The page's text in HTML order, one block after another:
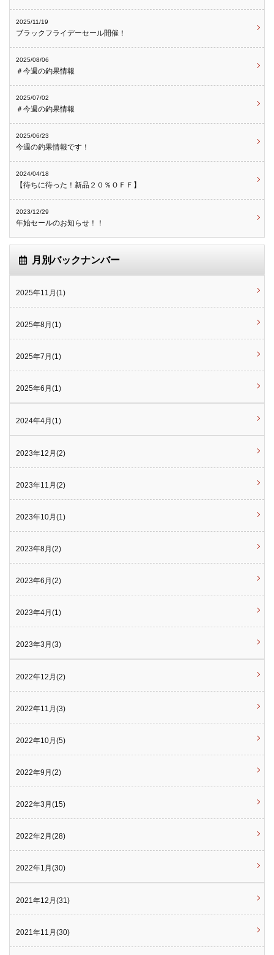
2025/11/19
ブラックフライデーセール開催！
2025/08/06
＃今週の釣果情報
2025/07/02
＃今週の釣果情報
2025/06/23
今週の釣果情報です！
2024/04/18
【待ちに待った！新品２０％ＯＦＦ】
2023/12/29
年始セールのお知らせ！！
月別バックナンバー
2025年11月(1)
2025年8月(1)
2025年7月(1)
2025年6月(1)
2024年4月(1)
2023年12月(2)
2023年11月(2)
2023年10月(1)
2023年8月(2)
2023年6月(2)
2023年4月(1)
2023年3月(3)
2022年12月(2)
2022年11月(3)
2022年10月(5)
2022年9月(2)
2022年3月(15)
2022年2月(28)
2022年1月(30)
2021年12月(31)
2021年11月(30)